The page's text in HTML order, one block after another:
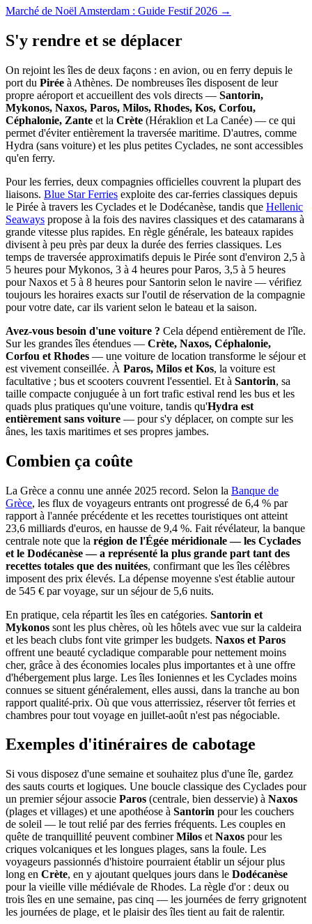
Marché de Noël Amsterdam : Guide Festif 2026 →
S'y rendre et se déplacer
On rejoint les îles de deux façons : en avion, ou en ferry depuis le
port du Pirée à Athènes. De nombreuses îles disposent de leur
propre aéroport et accueillent des vols directs — Santorin,
Mykonos, Naxos, Paros, Milos, Rhodes, Kos, Corfou,
Céphalonie, Zante et la Crète (Héraklion et La Canée) — ce qui
permet d'éviter entièrement la traversée maritime. D'autres, comme
Hydra (sans voiture) et les plus petites Cyclades, ne sont accessibles
qu'en ferry.
Pour les ferries, deux compagnies officielles couvrent la plupart des
liaisons. Blue Star Ferries exploite des car-ferries classiques depuis
le Pirée à travers les Cyclades et le Dodécanèse, tandis que Hellenic
Seaways propose à la fois des navires classiques et des catamarans à
grande vitesse plus rapides. En règle générale, les bateaux rapides
divisent à peu près par deux la durée des ferries classiques. Les
temps de traversée approximatifs depuis le Pirée sont d'environ 2,5 à
5 heures pour Mykonos, 3 à 4 heures pour Paros, 3,5 à 5 heures
pour Naxos et 5 à 8 heures pour Santorin selon le navire — vérifiez
toujours les horaires exacts sur l'outil de réservation de la compagnie
pour votre date, car ils varient selon le bateau et la saison.
Avez-vous besoin d'une voiture ? Cela dépend entièrement de l'île.
Sur les grandes îles étendues — Crète, Naxos, Céphalonie,
Corfou et Rhodes — une voiture de location transforme le séjour et
est vivement conseillée. À Paros, Milos et Kos, la voiture est
facultative ; bus et scooters couvrent l'essentiel. Et à Santorin, sa
taille compacte conjuguée à un fort trafic estival rend les bus et les
quads plus pratiques qu'une voiture, tandis qu'Hydra est
entièrement sans voiture — pour s'y déplacer, on compte sur les
ânes, les taxis maritimes et ses propres jambes.
Combien ça coûte
La Grèce a connu une année 2025 record. Selon la Banque de
Grèce, les flux de voyageurs entrants ont progressé de 6,4 % par
rapport à l'année précédente et les recettes touristiques ont atteint
23,6 milliards d'euros, en hausse de 9,4 %. Fait révélateur, la banque
centrale note que la région de l'Égée méridionale — les Cyclades
et le Dodécanèse — a représenté la plus grande part tant des
recettes totales que des nuitées, confirmant que les îles célèbres
imposent des prix élevés. La dépense moyenne s'est établie autour
de 545 € par voyage, sur un séjour de 5,6 nuits.
En pratique, cela répartit les îles en catégories. Santorin et
Mykonos sont les plus chères, où les hôtels avec vue sur la caldeira
et les beach clubs font vite grimper les budgets. Naxos et Paros
offrent une beauté cycladique comparable pour nettement moins
cher, grâce à des économies locales plus importantes et à une offre
d'hébergement plus large. Les îles Ioniennes et les Cyclades moins
connues se situent généralement, elles aussi, dans la tranche au bon
rapport qualité-prix. Où que vous atterrissiez, réserver tôt ferries et
chambres pour tout voyage en juillet-août n'est pas négociable.
Exemples d'itinéraires de cabotage
Si vous disposez d'une semaine et souhaitez plus d'une île, gardez
des sauts courts et logiques. Une boucle classique des Cyclades pour
un premier séjour associe Paros (centrale, bien desservie) à Naxos
(plages et villages) et une apothéose à Santorin pour les couchers
de soleil — le tout relié par des ferries fréquents. Les couples en
quête de tranquillité peuvent combinerMilos et Naxos pour les
criques volcaniques et les longues plages, sans la foule. Les
voyageurs passionnés d'histoire pourraient établir un séjour plus
long en Crète, en y ajoutant quelques jours dans le Dodécanèse
pour la vieille ville médiévale de Rhodes. La règle d'or : deux ou
trois îles en une semaine, pas cinq — les journées de ferry grignotent
les journées de plage, et le plaisir des îles tient au fait de ralentir.